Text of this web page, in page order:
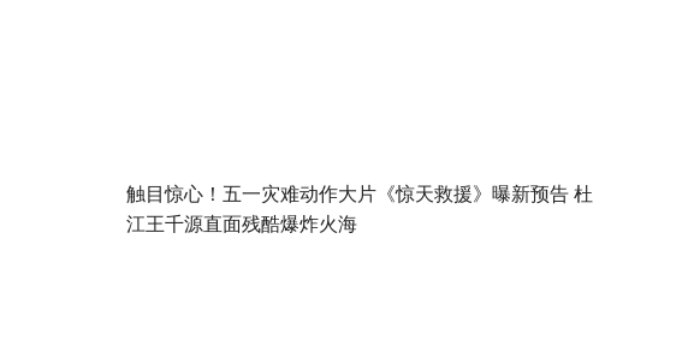
触目惊心！五一灾难动作大片《惊天救援》曝新预告 杜
江王千源直面残酷爆炸火海